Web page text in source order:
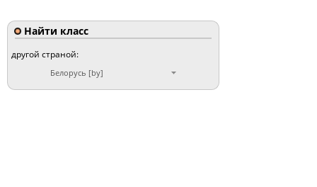
Найти класс
другой страной:
Белорусь [by]